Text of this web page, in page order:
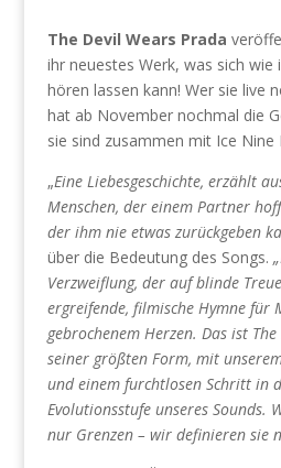
The Devil Wears Prada
ihr neuestes Werk, was sich wie
hören lassen kann! Wer sie live
hat ab November nochmal die
sie sind zusammen mit Ice Nine
„Eine Liebesgeschichte, erzählt
Menschen, der einem Partner
der ihm nie etwas zurückgeben
über die Bedeutung des Songs.
Verzweiflung, der auf blinde
ergreifende, filmische Hymne für
gebrochenem Herzen. Das ist
seiner größten Form, mit
und einem furchtlosen Schritt in
Evolutionsstufe unseres Sounds.
nur Grenzen – wir definieren sie